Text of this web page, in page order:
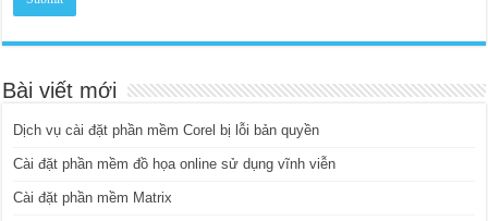
Bài viết mới
Dịch vụ cài đặt phần mềm Corel bị lỗi bản quyền
Cài đặt phần mềm đồ họa online sử dụng vĩnh viễn
Cài đặt phần mềm Matrix